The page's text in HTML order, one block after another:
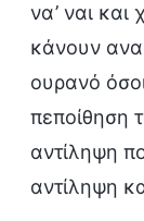
να’ ναι
κάνουν
ουρανό
πεποίθηση
αντίληψη
αντίληψη